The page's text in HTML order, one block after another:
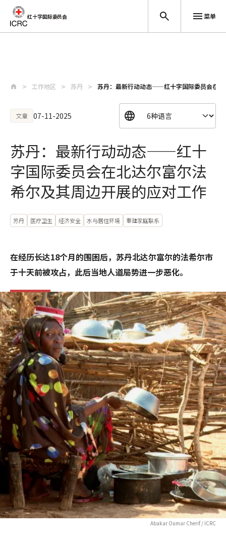
红十字国际委员会 菜单
工作地区 苏丹 苏丹：最新行动动态——红十字国际委员会在北
文章 07-11-2025
苏丹：最新行动动态——红十
字国际委员会在北达尔富尔法
希尔及其周边开展的应对工作
苏丹 医疗卫生 经济安全 水与居住环境 重建家庭联系
在经历长达18个月的围困后，苏丹北达尔富尔的法希尔市
于十天前被攻占，此后当地人道局势进一步恶化。
Abakar Oumar Cherif / ICRC